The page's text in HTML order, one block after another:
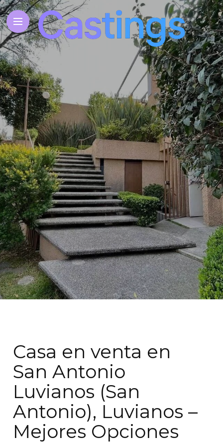
Casa en venta en
San Antonio
Luvianos (San
Antonio), Luvianos –
Mejores Opciones